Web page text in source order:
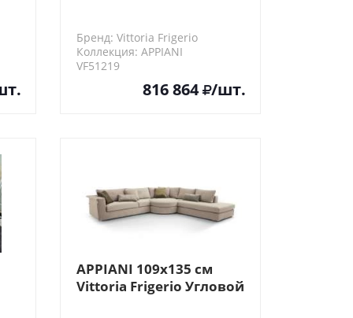
угол)
Бренд: Vittoria Frigerio
Коллекция: APPIANI
VF51219
816 864 /шт.
APPIANI 109х135 см
Vittoria Frigerio Угловой